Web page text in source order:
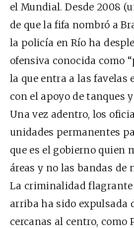
el Mundial. Desde 2008
de que lafifa nombró a
la policía en Río ha
ofensiva conocida como
la que entra a las favelas
con el apoyo de tanques
Una vez adentro, los
unidades permanentes
que es el gobierno quien
áreas y no las bandas de
La criminalidad
arriba ha sido expulsada
cercanas al centro, como